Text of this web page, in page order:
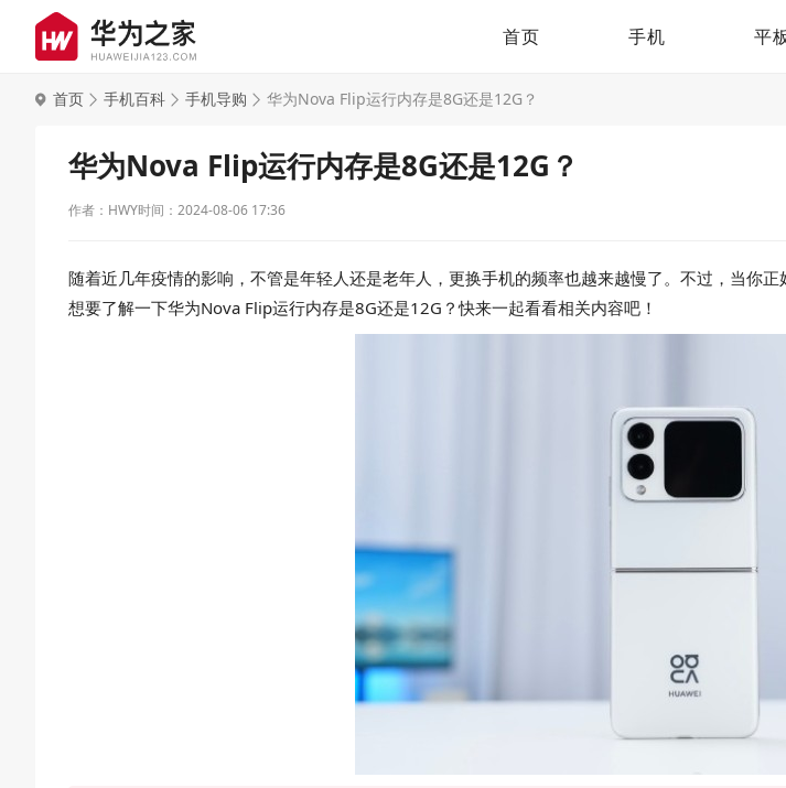
首页 手机 平
首页 手机百科 手机导购 华为Nova Flip运行内存是8G还是12G？
华为Nova Flip运行内存是8G还是12G？
作者：HWY时间：2024-08-06 17:36
随着近几年疫情的影响，不管是年轻人还是老年人，更换手机的频率也越来越慢了。不过，当你
想要了解一下华为Nova Flip运行内存是8G还是12G？快来一起看看相关内容吧！